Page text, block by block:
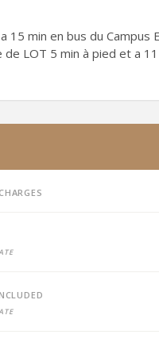
15 min en bus du Campus
de LOT 5 min à pied et a